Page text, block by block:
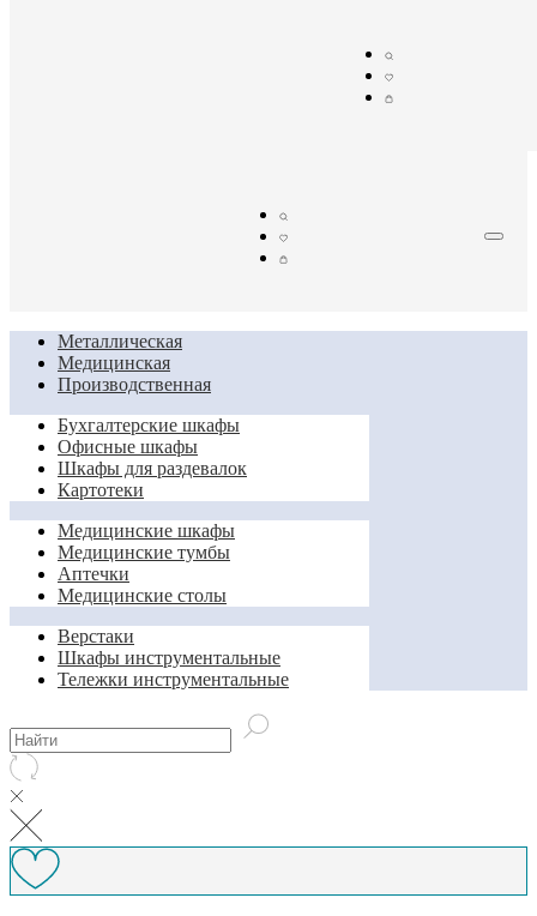
Металлическая
Медицинская
Производственная
Бухгалтерские шкафы
Офисные шкафы
Шкафы для раздевалок
Картотеки
Медицинские шкафы
Медицинские тумбы
Аптечки
Медицинские столы
Верстаки
Шкафы инструментальные
Тележки инструментальные